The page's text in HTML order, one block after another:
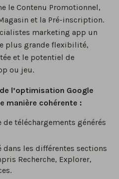
le Contenu Promotionnel,
et la Pré-inscription.
marketing app un
plus grande flexibilité,
et le potentiel de
ou jeu.
l’optimisation Google
manière cohérente :
téléchargements générés
les différentes sections
Recherche, Explorer,